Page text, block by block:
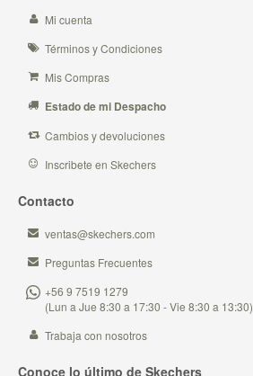
Mi cuenta
Términos y Condiciones
Mis Compras
Estado de mi Despacho
Cambios y devoluciones
Inscribete en Skechers
Contacto
ventas@skechers.com
Preguntas Frecuentes
+56 9 7519 1279
(Lun a Jue 8:30 a 17:30 - Vie 8:30 a 13:30)
Trabaja con nosotros
Conoce lo último de Skechers